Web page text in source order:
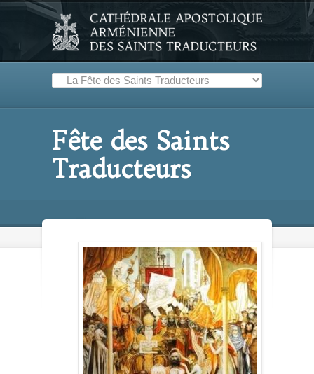
Fête des Saints
Traducteurs